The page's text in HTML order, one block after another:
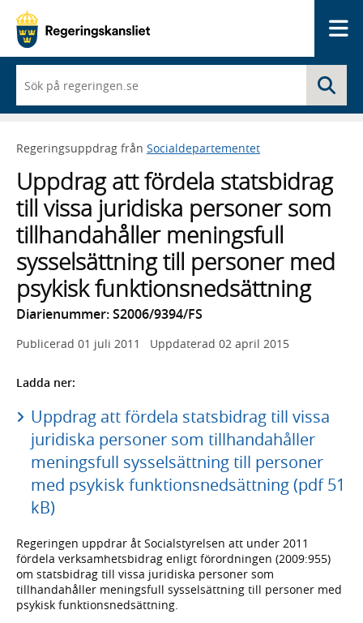
du
börjar
skriva
framträder
lista
med
sökförslag
Regeringsuppdrag från Socialdepartementet
Uppdrag att fördela statsbidrag
till vissa juridiska personer som
tillhandahåller meningsfull
sysselsättning till personer med
psykisk funktionsnedsättning
Diarienummer: S2006/9394/FS
Publicerad 01 juli 2011 Uppdaterad 02 april 2015
Ladda ner:
Uppdrag att fördela statsbidrag till vissa
juridiska personer som tillhandahåller
meningsfull sysselsättning till personer
med psykisk funktionsnedsättning (pdf 51
kB)
Regeringen uppdrar åt Socialstyrelsen att under 2011
fördela verksamhetsbidrag enligt förordningen (2009:955)
om statsbidrag till vissa juridiska personer som
tillhandahåller meningsfull sysselsättning till personer med
psykisk funktionsnedsättning.